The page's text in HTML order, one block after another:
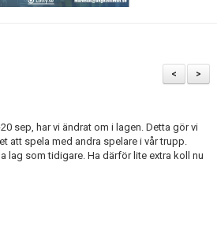
>
<
sep, har vi ändrat om i lagen. Detta gör vi
att spela med andra spelare i vår trupp.
lag som tidigare. Ha därför lite extra koll nu